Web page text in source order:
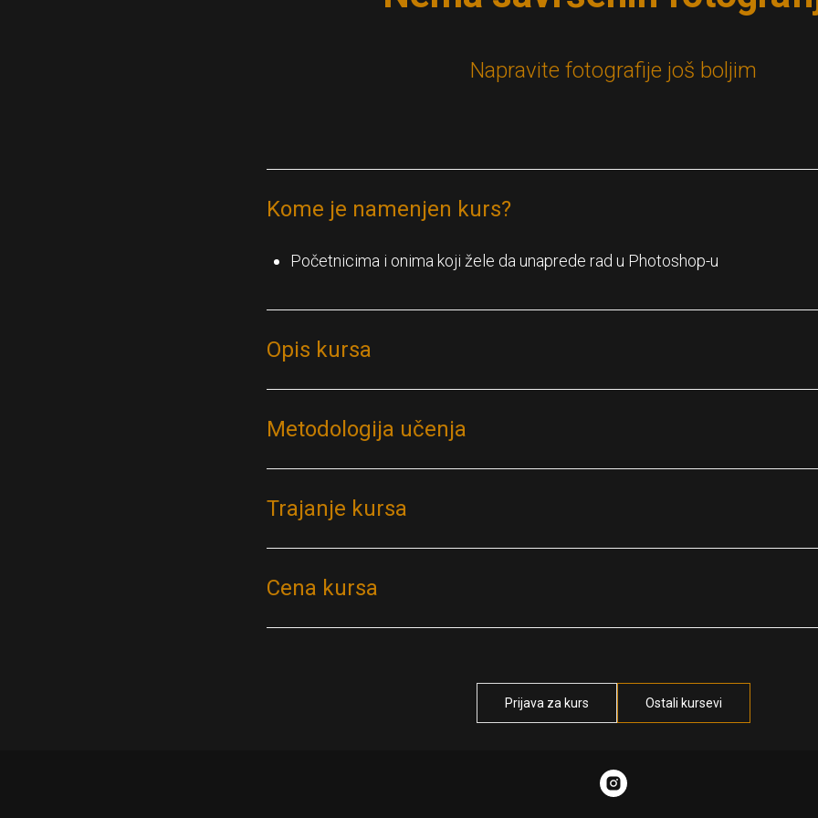
Napravite fotografije još boljim
Kome je namenjen kurs?
Početnicima i onima koji žele da unaprede rad u Photoshop-u
Opis kursa
Metodologija učenja
Trajanje kursa
Cena kursa
Prijava za kurs Ostali kursevi